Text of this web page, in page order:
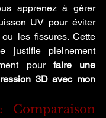
apprenez à gérer
UV pour éviter
les fissures. Cette
justifie pleinement
pour faire une
3D avec mon
Comparaison